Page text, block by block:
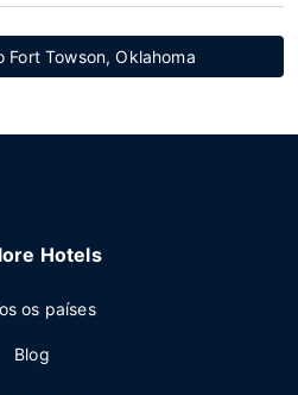
Fort Towson, Oklahoma
Hotels
os países
Blog